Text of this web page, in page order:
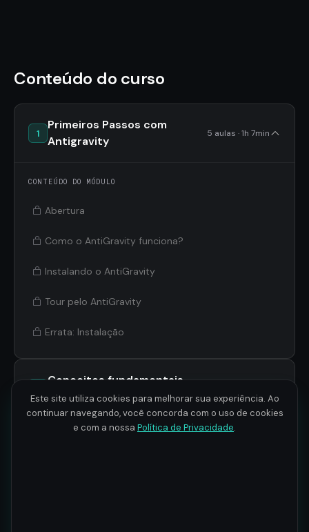
Conteúdo do curso
1
Primeiros Passos com
Antigravity
5 aulas · 1h 7min
CONTEÚDO DO MÓDULO
Abertura
Como o AntiGravity funciona?
Instalando o AntiGravity
Tour pelo AntiGravity
Errata: Instalação
Conceitos fundamentais
do Antigravity
Este site utiliza cookies para melhorar sua experiência. Ao
continuar navegando, você concorda com o uso de cookies
e com a nossa Política de Privacidade.